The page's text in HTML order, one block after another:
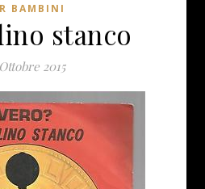
BAMBINI
stanco
2015